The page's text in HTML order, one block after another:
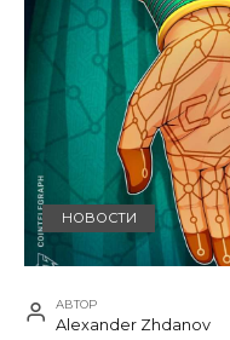
НОВОСТИ
АВТОР
Alexander Zhdanov